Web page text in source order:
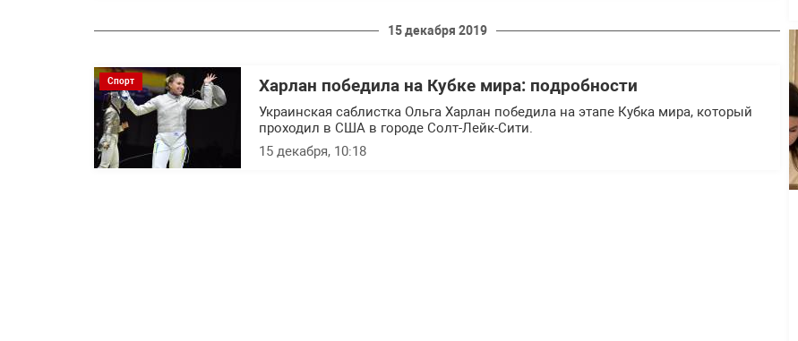
15 декабря 2019
Спорт Харлан победила на Кубке мира: подробности
Украинская саблистка Ольга Харлан победила на этапе Кубка мира, который
проходил в США в городе Солт-Лейк-Сити.
15 декабря, 10:18